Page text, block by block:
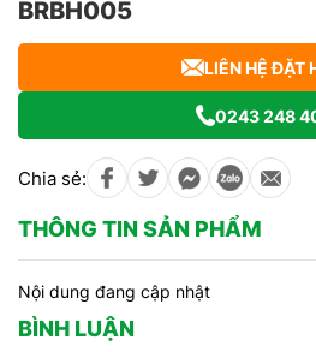
BRBH005
LIÊN HỆ ĐẶT
0243 248
Chia sẻ:
THÔNG TIN SẢN PHẨM
Nội dung đang cập nhật
BÌNH LUẬN